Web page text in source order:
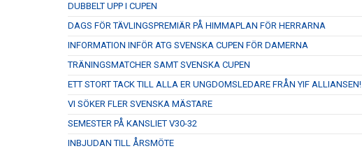
DUBBELT UPP I CUPEN
DAGS FÖR TÄVLINGSPREMIÄR PÅ HIMMAPLAN FÖR HERRARNA
INFORMATION INFÖR ATG SVENSKA CUPEN FÖR DAMERNA
TRÄNINGSMATCHER SAMT SVENSKA CUPEN
ETT STORT TACK TILL ALLA ER UNGDOMSLEDARE FRÅN YIF ALLIANSEN!
VI SÖKER FLER SVENSKA MÄSTARE
SEMESTER PÅ KANSLIET V30-32
INBJUDAN TILL ÅRSMÖTE